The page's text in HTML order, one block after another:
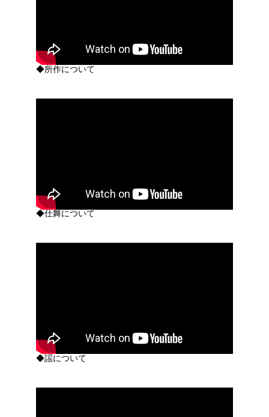
◆所作について
◆仕舞について
◆謡について